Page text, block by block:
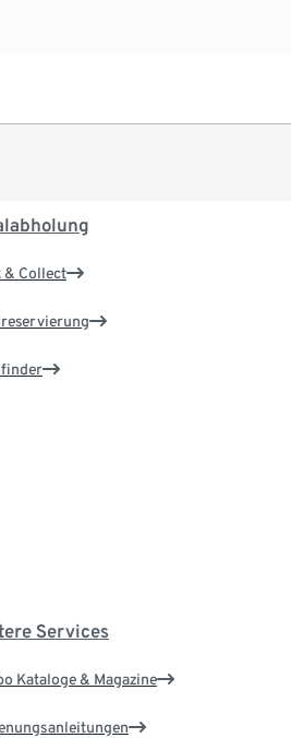
& Collect
Services
Kataloge & Magazine